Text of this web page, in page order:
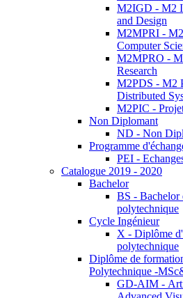
M2IGD - M2
and Design
M2MPRI -
Computer
M2MPRO -
Research
M2PDS - M2
Distributed
M2PIC -
Non Diplomant
ND - Non
Programme
PEI -
Catalogue 2019 - 2020
Bachelor
BS - Bachelor
polytechnique
Cycle Ingénieur
X - Diplôme
polytechnique
Diplôme de
Polytechnique -
GD-AIM -